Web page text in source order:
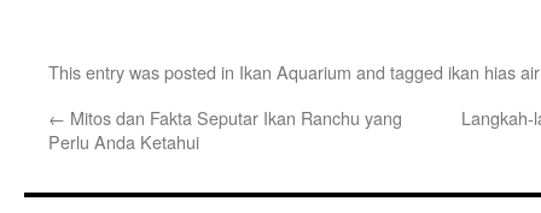
This entry was posted in Ikan Aquarium and tagged ikan hias
← Mitos dan Fakta Seputar Ikan Ranchu yang
Perlu Anda Ketahui
Langkah-